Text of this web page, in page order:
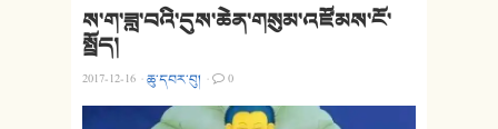
ས་ག་ཟླ་བའི་དུས་ཆེན་གསུམ་འཛོམས་ངོ་
སྤྲོད།
2017-12-16 ·ཆུ་དབར་བུ། · 0